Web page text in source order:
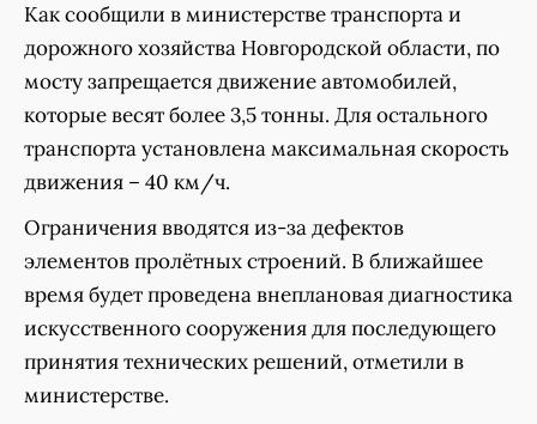
Как сообщили в министерстве транспорта и
дорожного хозяйства Новгородской области, по
мосту запрещается движение автомобилей,
которые весят более 3,5 тонны. Для остального
транспорта установлена максимальная скорость
движения – 40 км/ч.
Ограничения вводятся из-за дефектов
элементов пролётных строений. В ближайшее
время будет проведена внеплановая диагностика
искусственного сооружения для последующего
принятия технических решений, отметили в
министерстве.